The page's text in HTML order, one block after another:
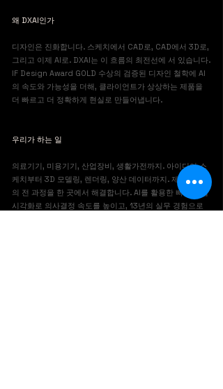
왜 DXAI인가​
디자인은 진화합니다. 스케치에서 CAD로, CAD에서 3D로,
그리고 이제 AI로. DXAI는 이 흐름의 최전선에 서 있습니다.
IF Design Award GOLD 수상의 검증된 디자인 철학에 AI
의 속도와 가능성을 더해, 클라이언트가 상상하는 제품을
더 빠르고 더 정확하게 현실로 만들어냅니다.
우리가 하는 일​
의료기기, 미용기기, 산업장비, 생활가전까지. 아이디어 스
케치부터 3D 모델링, 렌더링, 양산 데이터까지. 제품 개발
의 전 과정을 한 곳에서 해결합니다. AI를 활용한 빠른 컨셉
시각화로 의사결정 속도를 높이고, 13년의 실무 경험으로